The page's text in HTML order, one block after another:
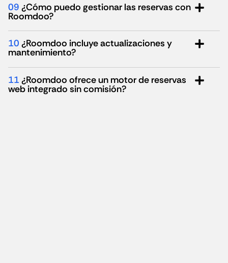
09 ¿Cómo puedo gestionar las reservas con
Roomdoo?
10 ¿Roomdoo incluye actualizaciones y
mantenimiento?
11 ¿Roomdoo ofrece un motor de reservas
web integrado sin comisión?